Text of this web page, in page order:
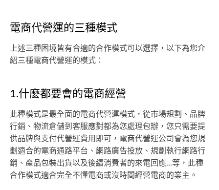
電商代營運的三種模式
上述三種困境皆有合適的合作模式可以選擇，以下為您介
紹三種電商代營運的模式：
1.什麼都要會的電商經營
此種模式是最全面的電商代營運模式，從市場規劃、品牌
行銷、物流倉儲到客服應對都為您處理包辦，您只需要提
供品牌與支付代營運費用即可，電商代營運公司會為您規
劃適合的電商通路平台、網路廣告投放、規劃執行網路行
銷、產品包裝出貨以及後續消費者的來電回應...等，此種
合作模式適合完全不懂電商或沒時間經營電商的業主。